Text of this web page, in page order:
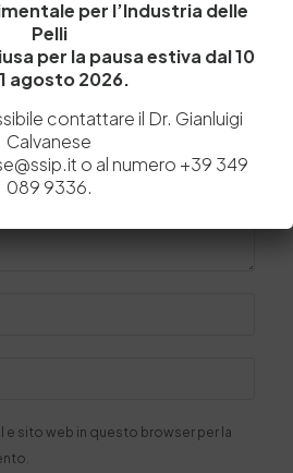
pubblicato. I campi obbligatori sono
e sito web in questo browser per la
per l’Industria delle
Pelli
per la pausa estiva dal 10
agosto 2026.
contattare il Dr. Gianluigi
Calvanese
o al numero +39 349
089 9336.